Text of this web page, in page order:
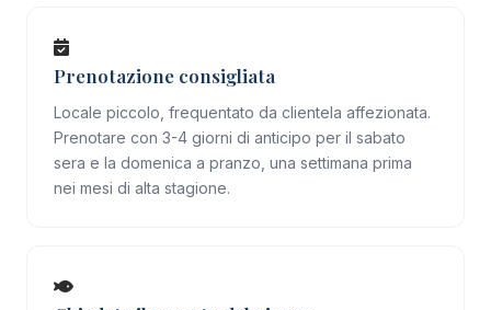
Prenotazione consigliata
Locale piccolo, frequentato da clientela affezionata.
Prenotare con 3-4 giorni di anticipo per il sabato
sera e la domenica a pranzo, una settimana prima
nei mesi di alta stagione.